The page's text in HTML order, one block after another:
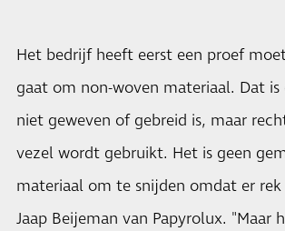
Het bedrijf heeft eerst een proef
gaat om non-woven materiaal. Dat is
niet geweven of gebreid is, maar
vezel wordt gebruikt. Het is geen
materiaal om te snijden omdat er
Jaap Beijeman van Papyrolux. "Maar